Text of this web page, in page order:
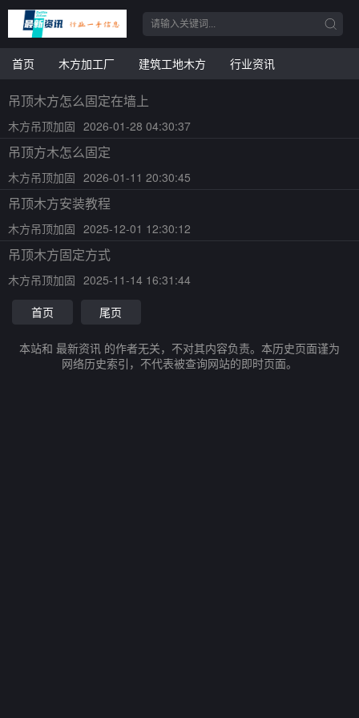
首页 木方加工厂 建筑工地木方 行业资讯
吊顶木方怎么固定在墙上
木方吊顶加固 2026-01-28 04:30:37
吊顶方木怎么固定
木方吊顶加固 2026-01-11 20:30:45
吊顶木方安装教程
木方吊顶加固 2025-12-01 12:30:12
吊顶木方固定方式
木方吊顶加固 2025-11-14 16:31:44
首页
尾页
本站和 最新资讯 的作者无关，不对其内容负责。本历史页面谨为
网络历史索引，不代表被查询网站的即时页面。